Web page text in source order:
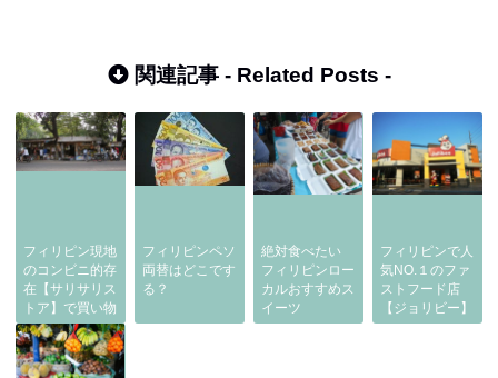
関連記事 - Related Posts -
フィリピン現地
のコンビニ的存
在【サリサリス
トア】で買い物
フィリピンペソ
両替はどこです
る？
絶対食べたい
フィリピンロー
カルおすすめス
イーツ
フィリピンで人
気NO.１のファ
ストフード店
【ジョリビー】